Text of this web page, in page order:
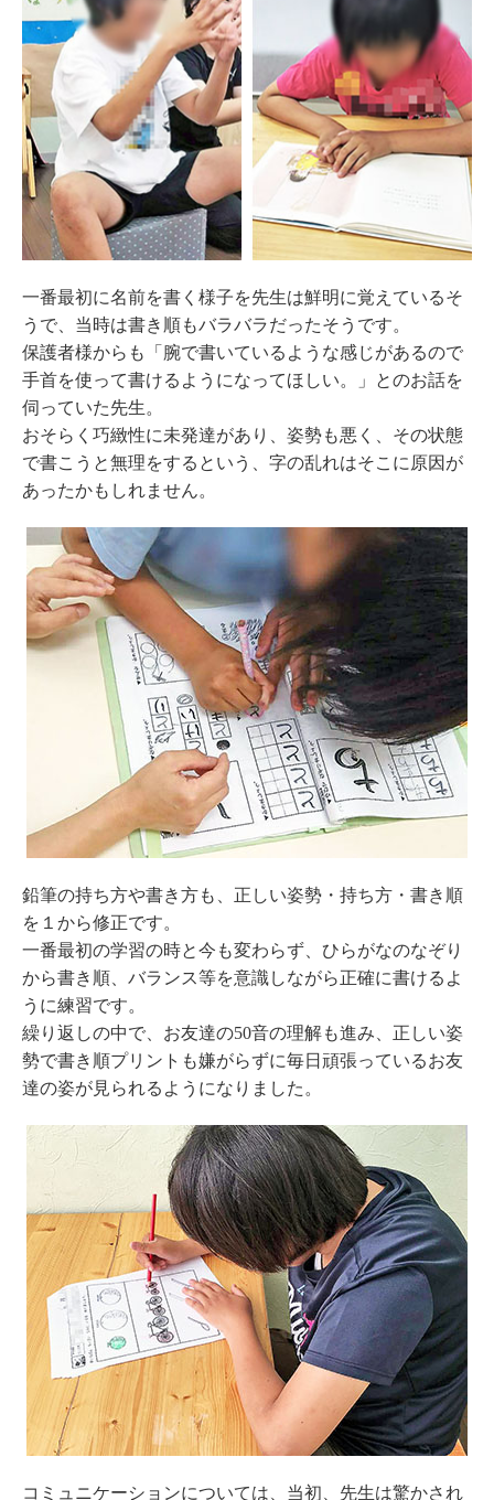
一番最初に名前を書く様子を先生は鮮明に覚えているそ
うで、当時は書き順もバラバラだったそうです。
保護者様からも「腕で書いているような感じがあるので
手首を使って書けるようになってほしい。」とのお話を
伺っていた先生。
おそらく巧緻性に未発達があり、姿勢も悪く、その状態
で書こうと無理をするという、字の乱れはそこに原因が
あったかもしれません。
鉛筆の持ち方や書き方も、正しい姿勢・持ち方・書き順
を１から修正です。
一番最初の学習の時と今も変わらず、ひらがなのなぞり
から書き順、バランス等を意識しながら正確に書けるよ
うに練習です。
繰り返しの中で、お友達の50音の理解も進み、正しい姿
勢で書き順プリントも嫌がらずに毎日頑張っているお友
達の姿が見られるようになりました。
コミュニケーションについては、当初、先生は驚かされ